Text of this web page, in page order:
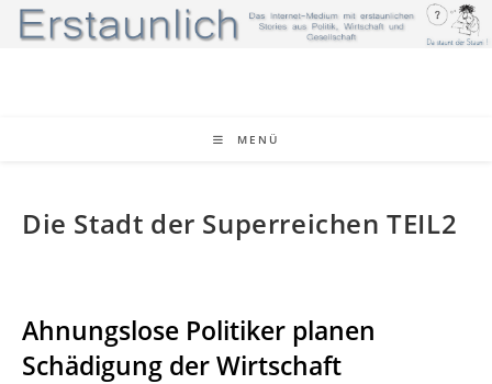
Zum
Inhalt
MENÜ
Die Stadt der Superreichen TEIL2
Ahnungslose Politiker planen
Schädigung der Wirtschaft